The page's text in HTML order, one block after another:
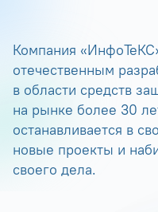
Компания
отечественным
в области средств
на рынке более 30
останавливается в
новые проекты и
своего дела.